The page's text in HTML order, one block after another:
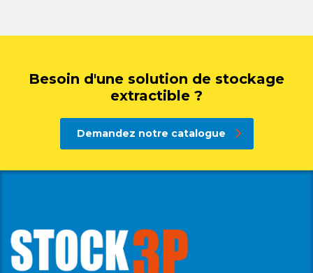
Besoin d'une solution de stockage
extractible ?
Demandez notre catalogue